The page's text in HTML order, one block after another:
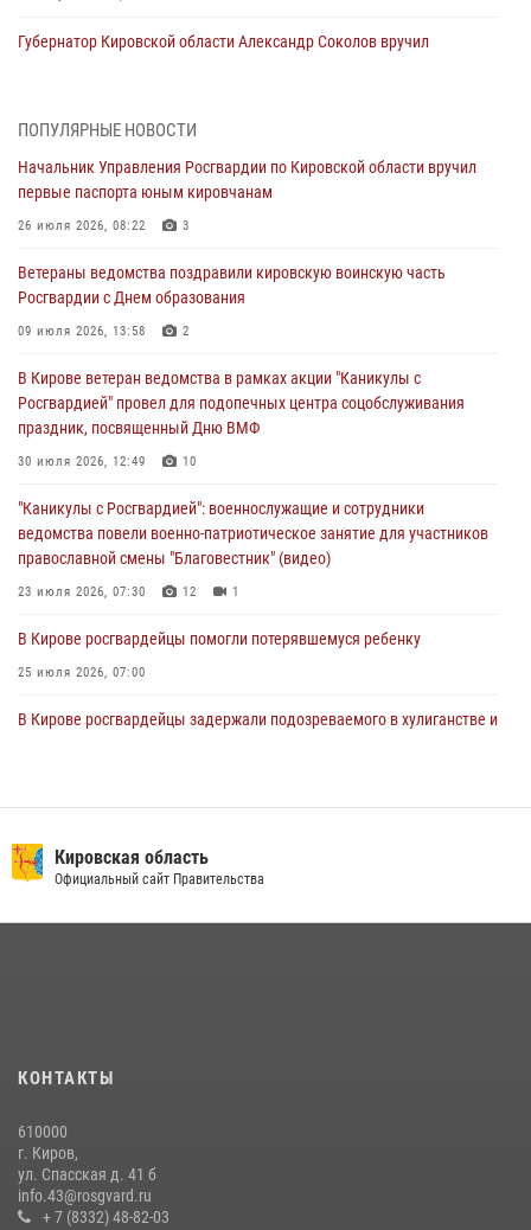
Губернатор Кировской области Александр Соколов вручил
поддельной купюры
04 августа 2026, 09:30
03 августа 2026, 09:01
В Кирове росгвардейцы и ветераны ведомства приняли участие в
03 августа 2026, 08:45
В Кирове росгвардейцы задержали подозреваемого в краже из
магазина
ПОПУЛЯРНЫЕ НОВОСТИ
Начальник Управления Росгвардии по Кировской области вручил
первые паспорта юным кировчанам
26 июля 2026, 08:22 3
Ветераны ведомства поздравили кировскую воинскую часть
Росгвардии с Днем образования
09 июля 2026, 13:58 2
В Кирове ветеран ведомства в рамках акции "Каникулы с
Росгвардией" провел для подопечных центра соцобслуживания
праздник, посвященный Дню ВМФ
30 июля 2026, 12:49 10
"Каникулы с Росгвардией": военнослужащие и сотрудники
ведомства повели военно-патриотическое занятие для участников
православной смены "Благовестник" (видео)
23 июля 2026, 07:30 12 1
В Кирове росгвардейцы помогли потерявшемуся ребенку
25 июля 2026, 07:00
В Кирове росгвардейцы задержали подозреваемого в хулиганстве и
вневедомственную охрану и поступления в ведомственные вузы
22 июля 2026, 14:51 1 2
В Кирове и Кирово-Чепецке росгвардейцы задержали
подозреваемых в хулиганстве
19 июля 2026, 07:00
Кировская область
Официальный сайт Правительства
КОНТАКТЫ
610000
г. Киров,
ул. Спасская д. 41 б
info.43@rosgvard.ru
+ 7 (8332) 48-82-03